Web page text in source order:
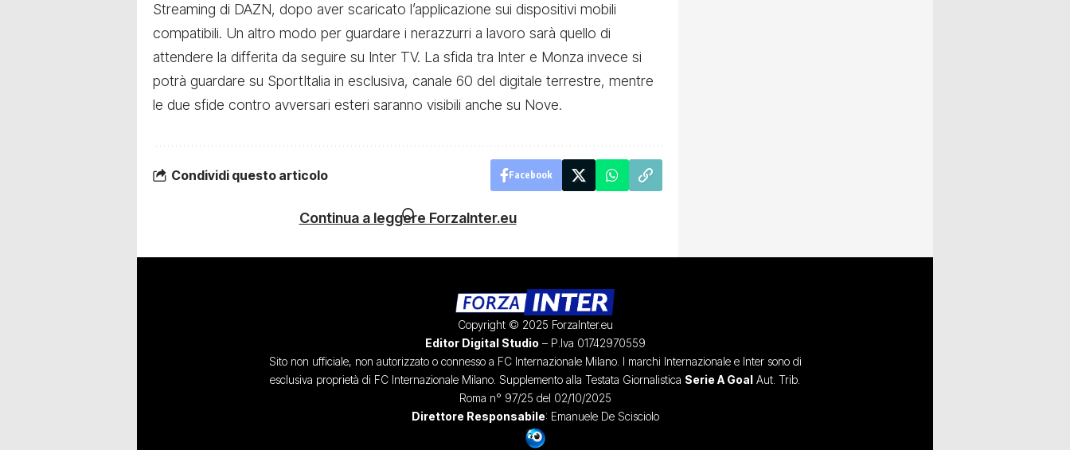
Streaming di DAZN, dopo aver scaricato l’applicazione sui dispositivi mobili
compatibili. Un altro modo per guardare i nerazzurri a lavoro sarà quello di
attendere la differita da seguire su Inter TV. La sfida tra Inter e Monza invece si
potrà guardare su SportItalia in esclusiva, canale 60 del digitale terrestre, mentre
le due sfide contro avversari esteri saranno visibili anche su Nove.
Condividi questo articolo Facebook
Continua a leggere ForzaInter.eu
Copyright © 2025 ForzaInter.eu
Editor Digital Studio – P.Iva 01742970559
Sito non ufficiale, non autorizzato o connesso a FC Internazionale Milano. I marchi Internazionale e Inter sono di
esclusiva proprietà di FC Internazionale Milano. Supplemento alla Testata Giornalistica Serie A Goal Aut. Trib.
Roma n° 97/25 del 02/10/2025
Direttore Responsabile: Emanuele De Scisciolo